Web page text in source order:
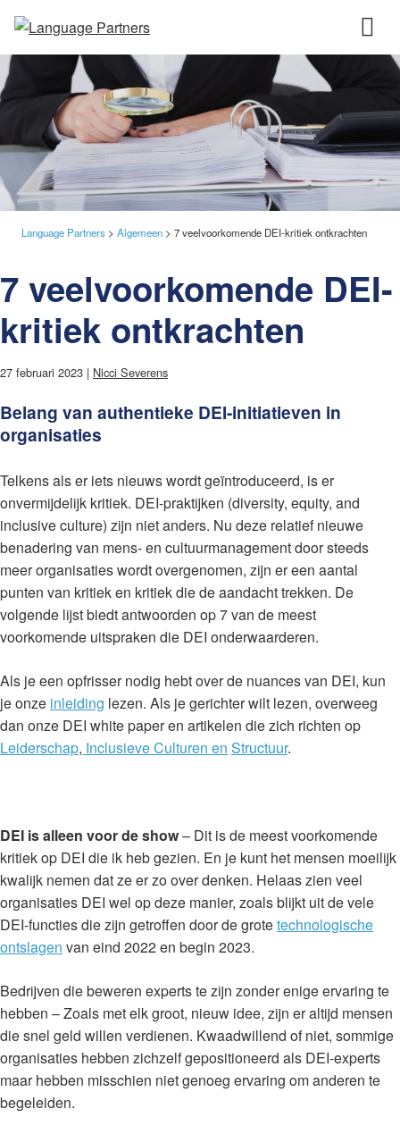
Language Partners > Algemeen > 7 veelvoorkomende DEI-kritiek ontkrachten
7 veelvoorkomende DEI-
kritiek ontkrachten
27 februari 2023 | Nicci Severens
Belang van authentieke DEI-initiatieven in
organisaties
Telkens als er iets nieuws wordt geïntroduceerd, is er
onvermijdelijk kritiek. DEI-praktijken (diversity, equity, and
inclusive culture) zijn niet anders. Nu deze relatief nieuwe
benadering van mens- en cultuurmanagement door steeds
meer organisaties wordt overgenomen, zijn er een aantal
punten van kritiek en kritiek die de aandacht trekken. De
volgende lijst biedt antwoorden op 7 van de meest
voorkomende uitspraken die DEI onderwaarderen.
Als je een opfrisser nodig hebt over de nuances van DEI, kun
je onze inleiding lezen. Als je gerichter wilt lezen, overweeg
dan onze DEI white paper en artikelen die zich richten op
Leiderschap, Inclusieve Culturen en Structuur.
DEI is alleen voor de show– Dit is de meest voorkomende
kritiek op DEI die ik heb gezien. En je kunt het mensen moeilijk
kwalijk nemen dat ze er zo over denken. Helaas zien veel
organisaties DEI wel op deze manier, zoals blijkt uit de vele
DEI-functies die zijn getroffen door de grotetechnologische
ontslagen van eind 2022 en begin 2023.
Bedrijven die beweren experts te zijn zonder enige ervaring te
hebben – Zoals met elk groot, nieuw idee, zijn er altijd mensen
die snel geld willen verdienen. Kwaadwillend of niet, sommige
organisaties hebben zichzelf gepositioneerd als DEI-experts
maar hebben misschien niet genoeg ervaring om anderen te
begeleiden.